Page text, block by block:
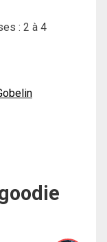
: 2 à 4